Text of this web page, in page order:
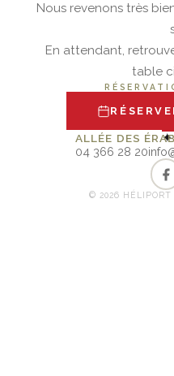
Nous revenons très
En attendant,
table
✦
ALLÉE DES
04 366 28 20
© 2026